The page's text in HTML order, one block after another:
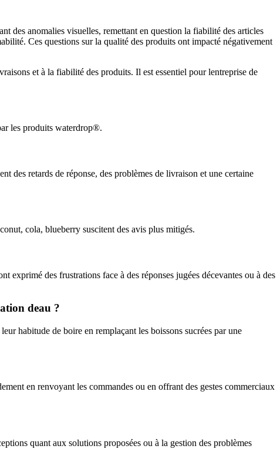
des anomalies visuelles, remettant en question la fiabilité des articles
Ces questions sur la qualité des produits ont impacté négativement
et à la fiabilité des produits. Il est essentiel pour lentreprise de
les produits waterdrop®.
des retards de réponse, des problèmes de livraison et une certaine
cola, blueberry suscitent des avis plus mitigés.
des frustrations face à des réponses jugées décevantes ou à des
deau ?
habitude de boire en remplaçant les boissons sucrées par une
en renvoyant les commandes ou en offrant des gestes commerciaux
quant aux solutions proposées ou à la gestion des problèmes